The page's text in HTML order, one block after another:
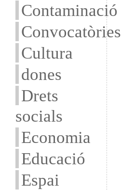
Contaminació
Convocatòries
Cultura
dones
Drets
socials
Economia
Educació
Espai